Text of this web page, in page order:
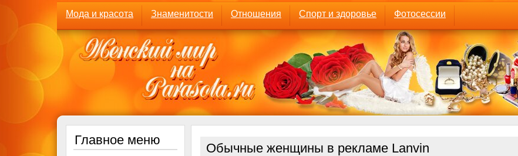
Мода и красота Знаменитости Отношения Спорт и здоровье Фотосессии
Обычные женщины в рекламе Lanvin
Главное меню